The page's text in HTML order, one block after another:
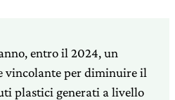
entro il 2024, un
vincolante per diminuire il
plastici generati a livello